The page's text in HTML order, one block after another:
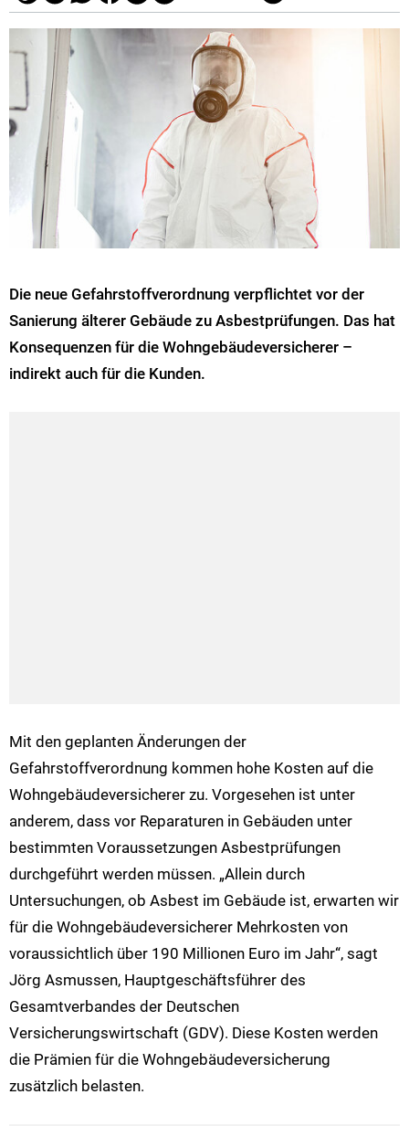
Die neue Gefahrstoffverordnung verpflichtet vor der
Sanierung älterer Gebäude zu Asbestprüfungen. Das hat
Konsequenzen für die Wohngebäudeversicherer –
indirekt auch für die Kunden.
Mit den geplanten Änderungen der
Gefahrstoffverordnung kommen hohe Kosten auf die
Wohngebäudeversicherer zu. Vorgesehen ist unter
anderem, dass vor Reparaturen in Gebäuden unter
bestimmten Voraussetzungen Asbestprüfungen
durchgeführt werden müssen. „Allein durch
Untersuchungen, ob Asbest im Gebäude ist, erwarten wir
für die Wohngebäudeversicherer Mehrkosten von
voraussichtlich über 190 Millionen Euro im Jahr“, sagt
Jörg Asmussen, Hauptgeschäftsführer des
Gesamtverbandes der Deutschen
Versicherungswirtschaft (GDV). Diese Kosten werden
die Prämien für die Wohngebäudeversicherung
zusätzlich belasten.